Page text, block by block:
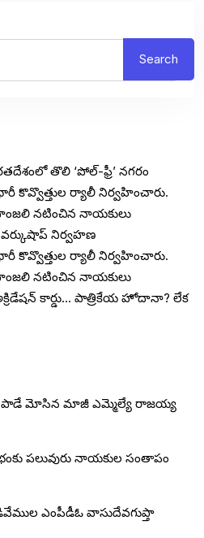
Search
తొలి ‘పోల్-ఫ్రీ’ నగరం
కొవ్వొత్తుల ర్యాలీ నిర్వహించారు.
నటించిన నాయకులు
నిర్వహణ
కొవ్వొత్తుల ర్యాలీ నిర్వహించారు.
నటించిన నాయకులు
కార్డు… పాత్రికేయ హోదానా? లేక
పాడే మోసిన మాజీ ఎమ్మెల్యే రాజయ్య
పలువురు నాయకుల సంతాపం
ఎంపీడీఓ వాసుదేవగుప్తా